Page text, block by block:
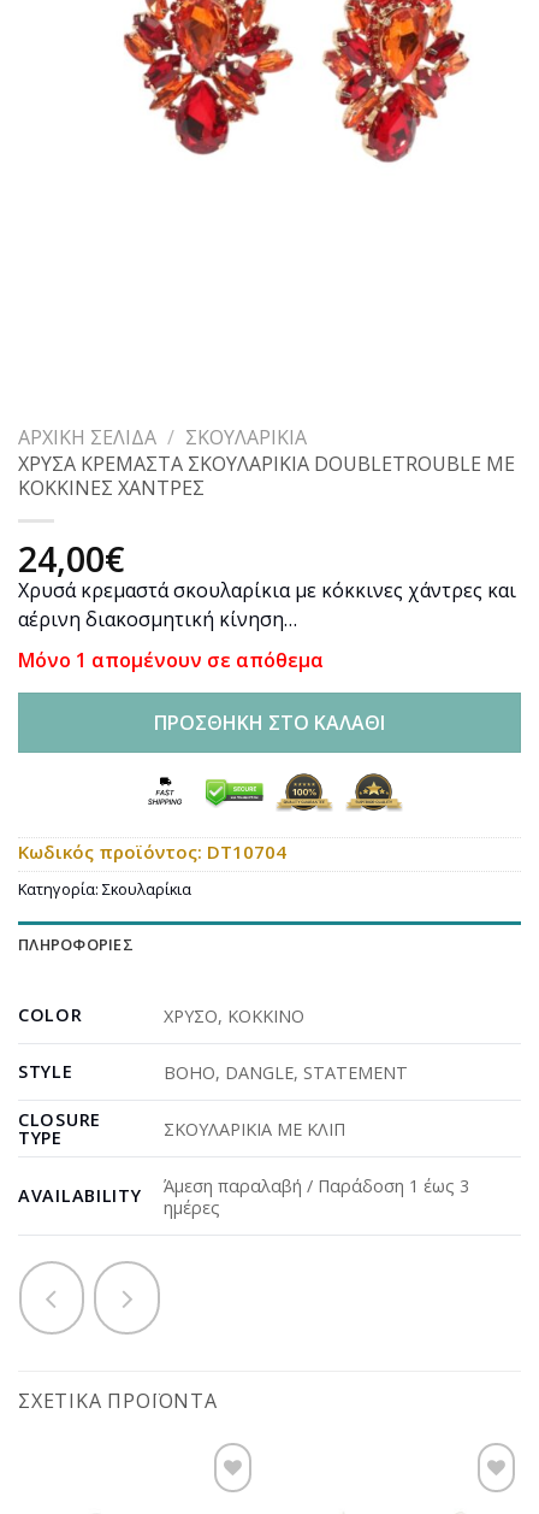
ΑΡΧΙΚΉ ΣΕΛΊΔΑ / ΣΚΟΥΛΑΡΊΚΙΑ
ΧΡΥΣΑ ΚΡΕΜΑΣΤΑ ΣΚΟΥΛΑΡΙΚΙΑ DOUBLETROUBLE ΜΕ
ΚΟΚΚΙΝΕΣ ΧΑΝΤΡΕΣ
24,00€
Χρυσά κρεμαστά σκουλαρίκια με κόκκινες χάντρες και
αέρινη διακοσμητική κίνηση…
Μόνο 1 απομένουν σε απόθεμα
ΠΡΟΣΘΉΚΗ ΣΤΟ ΚΑΛΆΘΙ
Κωδικός προϊόντος: DT10704
Κατηγορία: Σκουλαρίκια
ΠΛΗΡΟΦΟΡΊΕΣ
COLOR ΧΡΥΣΟ, ΚΟΚΚΙΝΟ
STYLE BOHO, DANGLE, STATEMENT
CLOSURE
TYPE ΣΚΟΥΛΑΡΙΚΙΑ ΜΕ ΚΛΙΠ
AVAILABILITY
Άμεση παραλαβή / Παράδοση 1 έως 3
ημέρες
ΣΧΕΤΙΚΆ ΠΡΟΪΌΝΤΑ